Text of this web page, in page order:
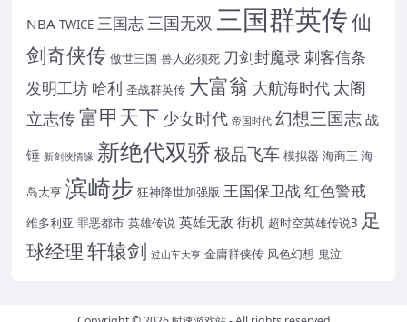
NBA TWICE 三国志三国无双 三国群英传仙
剑奇侠传 傲世三国 兽人必须死 刀剑封魔录刺客信条
发明工坊 哈利 圣战群英传 大富翁 大航海时代 太阁
立志传富甲天下 少女时代 帝国时代 幻想三国志 战
锤 新剑侠情缘 新绝代双骄 极品飞车 模拟器 海商王 海
岛大亨 滨崎步 狂神降世加强版 王国保卫战红色警戒
维多利亚 罪恶都市 英雄传说 英雄无敌 街机 超时空英雄传说3 足
球经理 轩辕剑 过山车大亨 金庸群侠传 风色幻想 鬼泣